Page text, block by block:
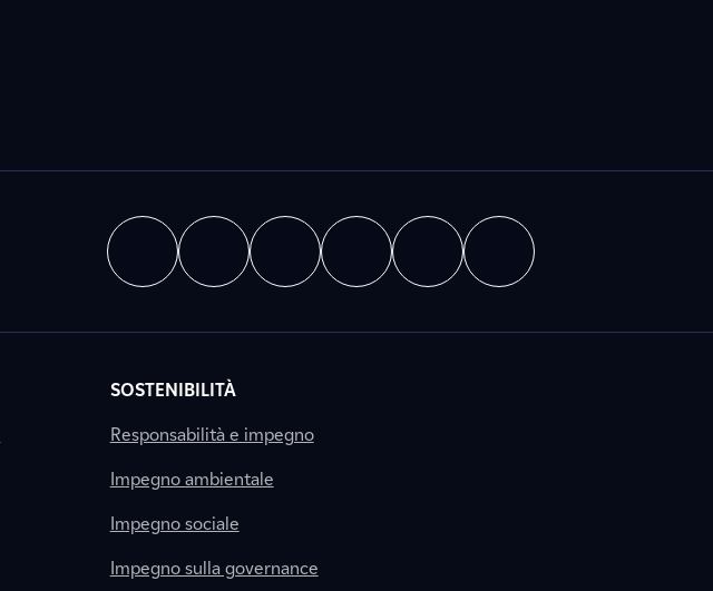
SOSTENIBILITÀ
Responsabilità e impegno
Impegno ambientale
Impegno sociale
Impegno sulla governance